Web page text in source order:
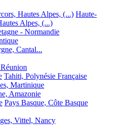
Hautes Alpes, (...) Haute-
Alpes, (...)
- Normandie
Cantal...
Tahiti, Polynésie Française
Martinique
Amazonie
Pays Basque, Côte Basque
Vittel, Nancy